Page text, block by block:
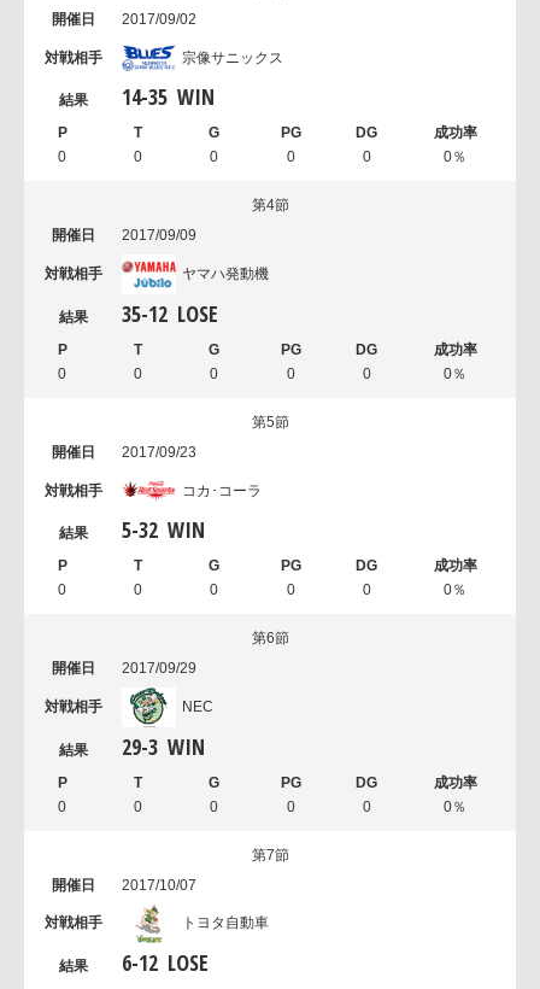
2017/09/02
宗像サニックス
14-35 WIN
0 0 0 0 0 0％
第4節
2017/09/09
ヤマハ発動機
35-12 LOSE
0 0 0 0 0 0％
第5節
2017/09/23
コカ･コーラ
5-32 WIN
0 0 0 0 0 0％
第6節
2017/09/29
NEC
29-3 WIN
0 0 0 0 0 0％
第7節
2017/10/07
トヨタ自動車
6-12 LOSE